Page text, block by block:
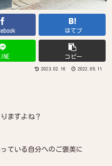
はてブ
コピー
2023.02.16 2022.05.11
ますよね？
ている自分へのご褒美に